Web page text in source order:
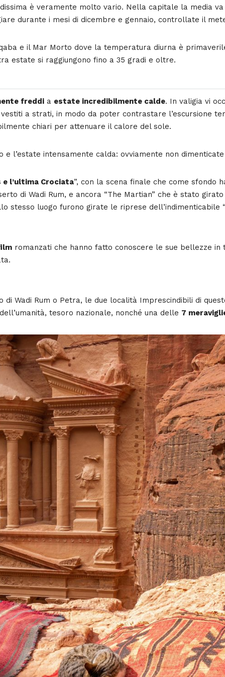
è veramente molto vario. Nella capitale la media
durante i mesi di dicembre e gennaio, controllate il
e il Mar Morto dove la temperatura diurna è
estate si raggiungono fino a 35 gradi e oltre.
freddi a estate incredibilmente calde. In valigia vi
a strati, in modo da poter contrastare l’escursione
chiari per attenuare il calore del sole.
e l’estate intensamente calda: ovviamente non
e l’ultima Crociata”, con la scena finale che come sfondo
di Wadi Rum, e ancora “The Martian” che è stato
stesso luogo furono girate le riprese dell’indimenticabile
romanzati che hanno fatto conoscere le sue bellezze
Wadi Rum o Petra, le due località Imprescindibili di
tesoro nazionale, nonché una delle 7